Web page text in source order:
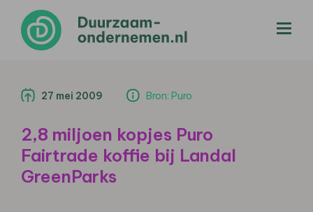
27 mei 2009 Bron: Puro
2,8 miljoen kopjes Puro
Fairtrade koffie bij Landal
GreenParks